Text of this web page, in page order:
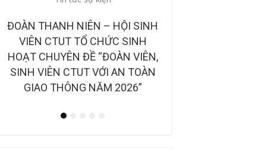
CÔNG BỐ BAN GIÁM KHẢO TẠI
CHUNG KẾT CUỘC THI “Ý
TƯỞNG KHỞI NGHIỆP, ĐỔI MỚI
SÁNG TẠO CTUT STARTUP LẦN
IV, NĂM 2026”